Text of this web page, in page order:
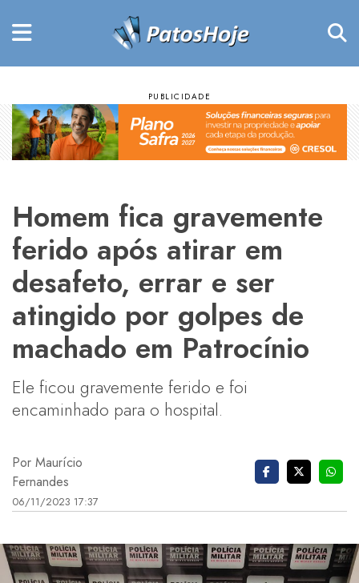
Homem fica gravemente
ferido após atirar em
desafeto, errar e ser
atingido por golpes de
machado em Patrocínio
Ele ficou gravemente ferido e foi
encaminhado para o hospital.
Por Maurício
Fernandes
06/11/2023 17:37